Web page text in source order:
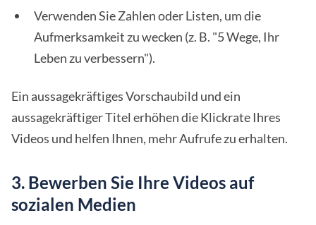
Verwenden Sie Zahlen oder Listen, um die
Aufmerksamkeit zu wecken (z. B. "5 Wege, Ihr
Leben zu verbessern").
Ein aussagekräftiges Vorschaubild und ein
aussagekräftiger Titel erhöhen die Klickrate Ihres
Videos und helfen Ihnen, mehr Aufrufe zu erhalten.
3. Bewerben Sie Ihre Videos auf
sozialen Medien